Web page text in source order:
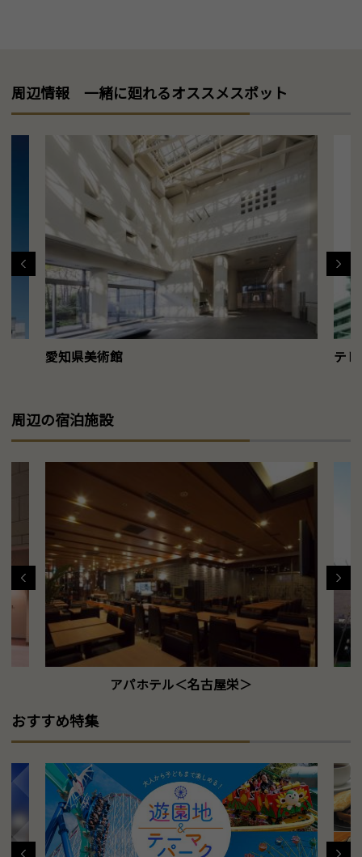
周辺情報 一緒に廻れるオススメスポット
愛知県美術館 テ
周辺の宿泊施設
アパホテル＜名古屋栄＞
おすすめ特集